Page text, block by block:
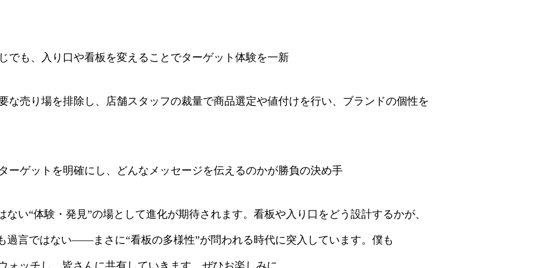
でも、入り口や看板を変えることでターゲット体験を一新
な売り場を排除し、店舗スタッフの裁量で商品選定や値付けを行い、ブランドの個性を
ーゲットを明確にし、どんなメッセージを伝えるのかが勝負の決め手
い“体験・発見”の場として進化が期待されます。看板や入り口をどう設計するかが、
過言ではない――まさに“看板の多様性”が問われる時代に突入しています。僕も
ォッチし、皆さんに共有していきます。ぜひお楽しみに。